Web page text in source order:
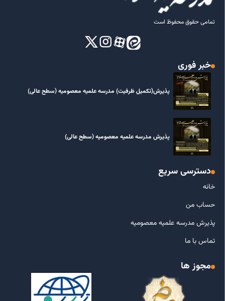
تمامی حقوق محفوظ است
خبر فوری
پذیرش(تکمیل ظرفیت) مدرسه علمیه معصومیه‌ (سطح عالی)
پذیرش مدرسه علمیه معصومیه‌ (سطح عالی)
دسترسی سریع
خانه
حساب من
پذیرش مدرسه علمیه معصومیه
تماس با ما
مجوز ها